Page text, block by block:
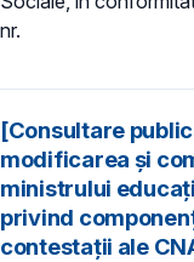
nr.
[Consultare
modificarea și
ministrului
privind
contestații ale